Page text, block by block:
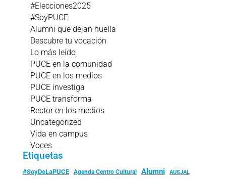
#Elecciones2025
#SoyPUCE
Alumni que dejan huella
Descubre tu vocación
Lo más leído
PUCE en la comunidad
PUCE en los medios
PUCE investiga
PUCE transforma
Rector en los medios
Uncategorized
Vida en campus
Voces
Etiquetas
#SoyDeLaPUCE Agenda Centro Cultural Alumni
AUSJAL